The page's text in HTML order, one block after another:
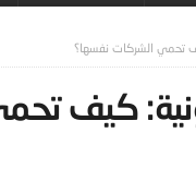
تحمي الشركات نفسها؟
كيف